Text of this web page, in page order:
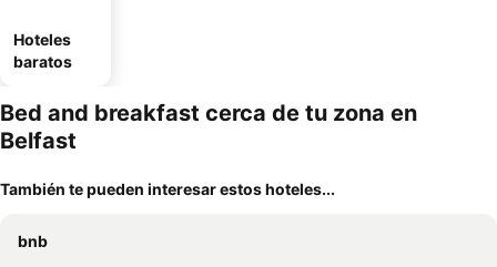
Hoteles
baratos
Bed and breakfast cerca de tu zona en
Belfast
También te pueden interesar estos hoteles...
bnb